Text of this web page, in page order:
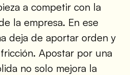
a competir con la
la empresa. En ese
deja de aportar orden y
Apostar por una
no solo mejora la